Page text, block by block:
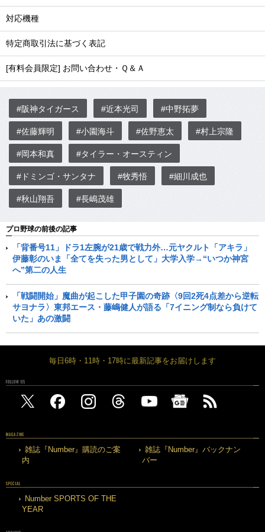
対応機種
特定商取引法に基づく表記
[有料会員限定] お問い合わせ・Ｑ＆Ａ
#阪神タイガース #近本光司 #中野拓夢
#佐藤輝明 #小園海斗 #佐野恵太 #村上宗隆
#岡本和真 #タイラー・オースティン
#ドミンゴ・サンタナ #牧秀悟 #細川成也
#秋山翔吾 #長嶋茂雄
プロ野球の前後の記事
「背番号11」ドラ1左腕が21歳で戦力外…元ヤクルト「アキラ」
伊藤彰のいま「全てを失った男として」大学入学→“いつか神宮
へ”第二の人生
「戦闘開始」魔曲が起こした甲子園の奇跡〈9回2死4点差から逆転
サヨナラ〉東邦エース・藤嶋健人が語る「7イニング制なら負けて
いた」あの激闘
毎日6時・11時・17時に最新記事をお届けします
FOLLOW US
MAGAZINE
雑誌『Number』購読のご案
内
雑誌『Number』バックナン
バー
SPECIAL
Number SPORTS OF THE
YEAR